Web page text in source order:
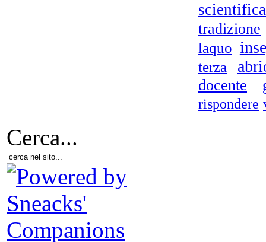
scientifica
tradizione
laquo
terza
docente
rispondere
Cerca...